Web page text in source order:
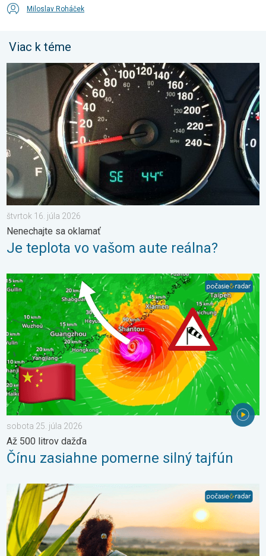
Miloslav Roháček
Viac k téme
Je teplota vo vašom aute reálna?. Nenechajte sa oklamať. . .
štvrtok 16. júla 2026
Nenechajte sa oklamať
Je teplota vo vašom aute reálna?
Čínu zasiahne pomerne silný tajfún. Až 500 litrov dažďa. . .
sobota 25. júla 2026
Až 500 litrov dažďa
Čínu zasiahne pomerne silný tajfún
Stabilné leto alebo i nefalšovaná jeseň. Mesiac august. . .